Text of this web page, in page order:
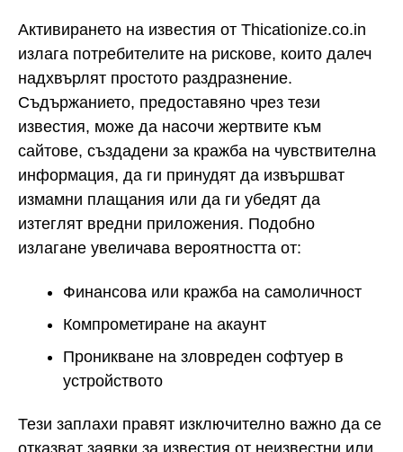
Активирането на известия от Thicationize.co.in
излага потребителите на рискове, които далеч
надхвърлят простото раздразнение.
Съдържанието, предоставяно чрез тези
известия, може да насочи жертвите към
сайтове, създадени за кражба на чувствителна
информация, да ги принудят да извършват
измамни плащания или да ги убедят да
изтеглят вредни приложения. Подобно
излагане увеличава вероятността от:
Финансова или кражба на самоличност
Компрометиране на акаунт
Проникване на зловреден софтуер в
устройството
Тези заплахи правят изключително важно да се